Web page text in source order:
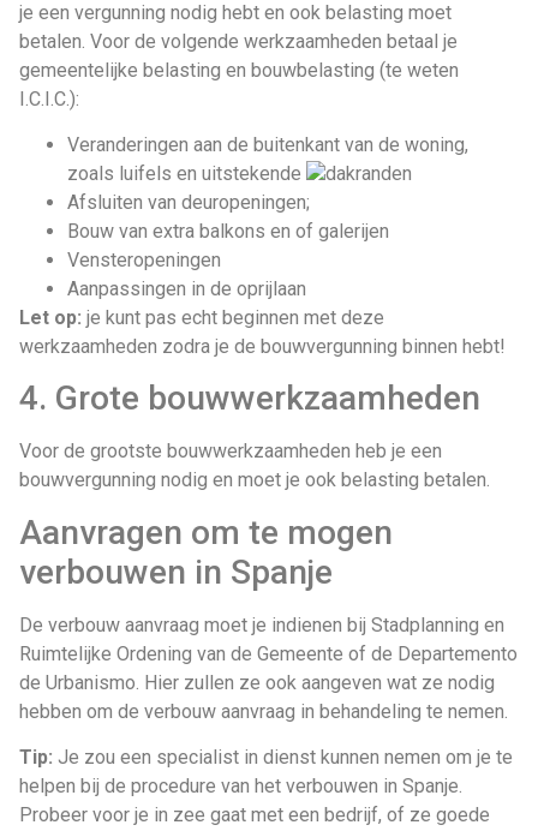
je een vergunning nodig hebt en ook belasting moet
betalen. Voor de volgende werkzaamheden betaal je
gemeentelijke belasting en bouwbelasting (te weten
I.C.I.C.):
Veranderingen aan de buitenkant van de woning,
zoals luifels en uitstekende
dakranden
Afsluiten van deuropeningen;
Bouw van extra balkons en of galerijen
Vensteropeningen
Aanpassingen in de oprijlaan
Let op: je kunt pas echt beginnen met deze
werkzaamheden zodra je de bouwvergunning binnen hebt!
4. Grote bouwwerkzaamheden
Voor de grootste bouwwerkzaamheden heb je een
bouwvergunning nodig en moet je ook belasting betalen.
Aanvragen om te mogen
verbouwen in Spanje
De verbouw aanvraag moet je indienen bij Stadplanning en
Ruimtelijke Ordening van de Gemeente of de Departemento
de Urbanismo. Hier zullen ze ook aangeven wat ze nodig
hebben om de verbouw aanvraag in behandeling te nemen.
Tip: Je zou een specialist in dienst kunnen nemen om je te
helpen bij de procedure van het verbouwen in Spanje.
Probeer voor je in zee gaat met een bedrijf, of ze goede